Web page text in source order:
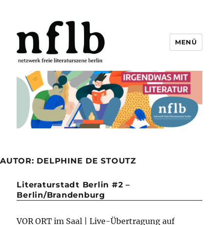
Netzwerk freie Literaturszene
Berlin e.V.
MENÜ
AUTOR: DELPHINE DE STOUTZ
Literaturstadt Berlin #2 –
Berlin/Brandenburg
VOR ORT im Saal | Live-Übertragung auf